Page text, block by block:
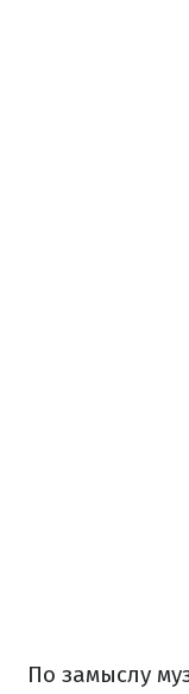
По замыслу